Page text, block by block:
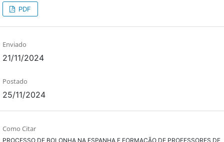
PDF
Enviado
21/11/2024
Postado
25/11/2024
Como Citar
PROCESSO DE BOLONHA NA ESPANHA E FORMAÇÃO DE PROFESSORES DE